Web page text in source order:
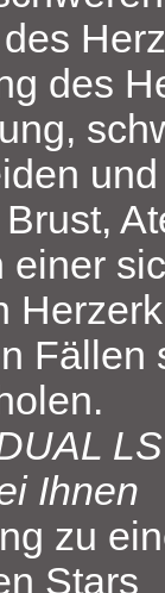
des
einer
Fällen
Ihnen
zu
Stars